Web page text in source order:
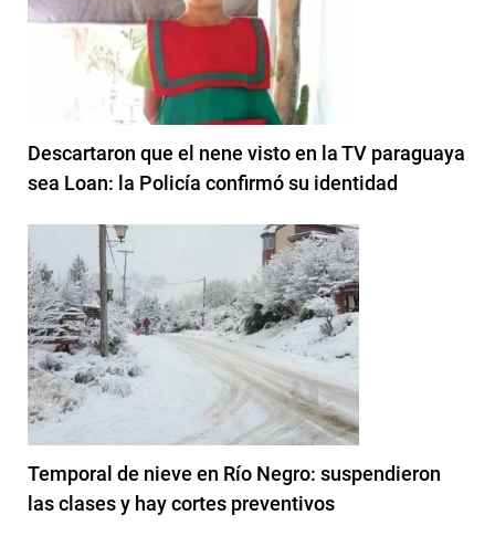
Descartaron que el nene visto en la TV paraguaya
sea Loan: la Policía confirmó su identidad
Temporal de nieve en Río Negro: suspendieron
las clases y hay cortes preventivos